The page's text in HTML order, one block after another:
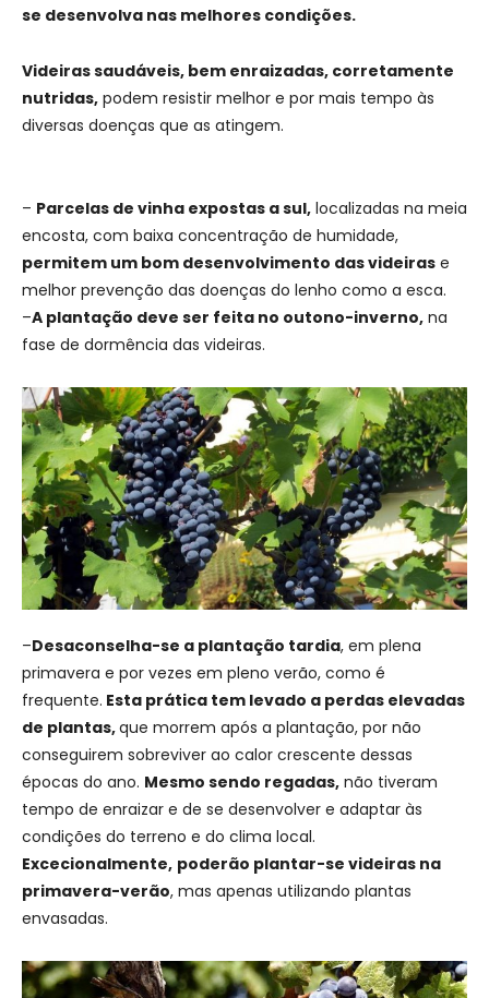
se desenvolva nas melhores condições.
Videiras saudáveis, bem enraizadas, corretamente
nutridas, podem resistir melhor e por mais tempo às
diversas doenças que as atingem.
– Parcelas de vinha expostas a sul, localizadas na meia
encosta, com baixa concentração de humidade,
permitem um bom desenvolvimento das videiras e
melhor prevenção das doenças do lenho como a esca.
–A plantação deve ser feita no outono-inverno, na
fase de dormência das videiras.
–Desaconselha-se a plantação tardia, em plena
primavera e por vezes em pleno verão, como é
frequente. Esta prática tem levado a perdas elevadas
de plantas,que morrem após a plantação, por não
conseguirem sobreviver ao calor crescente dessas
épocas do ano. Mesmo sendo regadas, não tiveram
tempo de enraizar e de se desenvolver e adaptar às
condições do terreno e do clima local.
Excecionalmente, poderão plantar-se videiras na
primavera-verão, mas apenas utilizando plantas
envasadas.